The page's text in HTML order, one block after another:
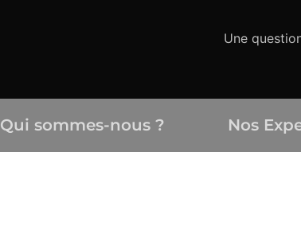
Une
Qui sommes-nous ? Nos